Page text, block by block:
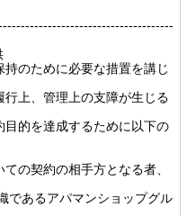
のために必要な措置を講じ
上、管理上の支障が生じる
的を達成するために以下の
の契約の相手方となる者、
であるアパマンショップグル